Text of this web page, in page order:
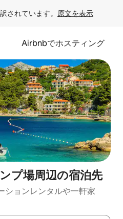
されています。 原文を表示
Airbnbでホスティング
プ場⁠周⁠辺⁠の宿⁠泊⁠先
シ⁠ョ⁠ンレ⁠ン⁠タ⁠ルや一⁠軒⁠家